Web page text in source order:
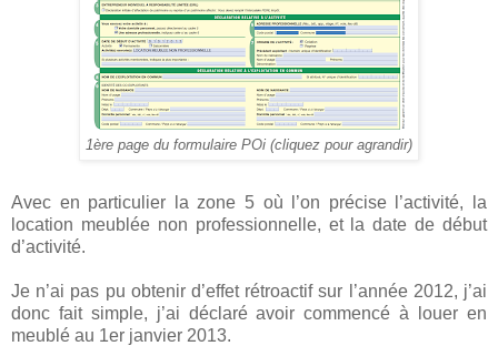
1ère page du formulaire POi (cliquez pour agrandir)
Avec en particulier la zone 5 où l’on précise l’activité, la
location meublée non professionnelle, et la date de début
d’activité.
Je n’ai pas pu obtenir d’effet rétroactif sur l’année 2012, j’ai
donc fait simple, j’ai déclaré avoir commencé à louer en
meublé au 1er janvier 2013.